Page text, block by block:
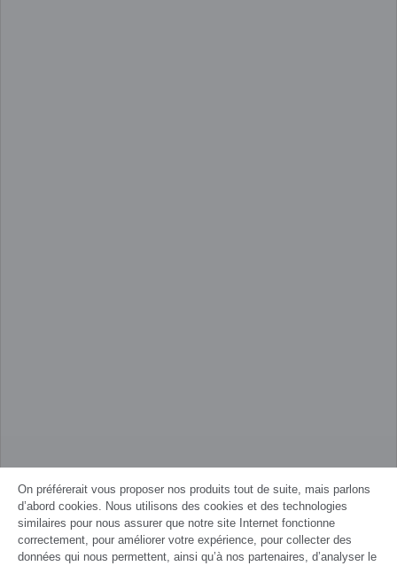
On préférerait vous proposer nos produits tout de suite, mais parlons
d’abord cookies. Nous utilisons des cookies et des technologies
similaires pour nous assurer que notre site Internet fonctionne
correctement, pour améliorer votre expérience, pour collecter des
données qui nous permettent, ainsi qu’à nos partenaires, d’analyser le